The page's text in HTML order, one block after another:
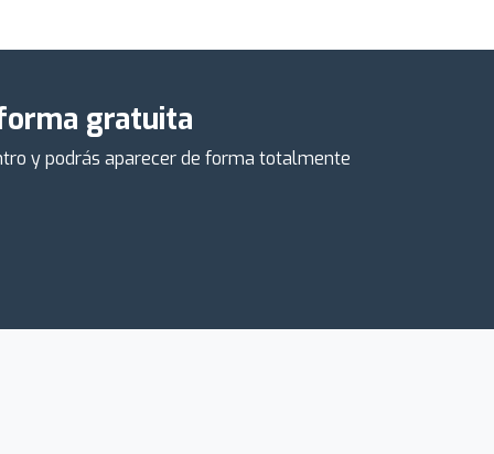
gratuita
y podrás aparecer de forma totalmente